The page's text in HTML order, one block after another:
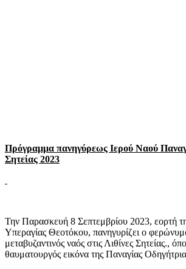
Πρόγραμμα πανηγύρεως Ιερού Ναού
Σητείας 2023
Την Παρασκευή 8 Σεπτεμβρίου 2023, εορτή
Υπεραγίας Θεοτόκου, πανηγυρίζει ο
μεταβυζαντινός ναός στις Λιθίνες Σητείας.,
θαυματουργός εικόνα της Παναγίας